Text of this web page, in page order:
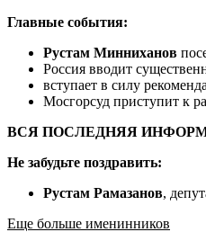
Главные события:
Рустам Минниханов
Россия вводит
вступает в силу
Мосгорсуд приступит к
ВСЯ ПОСЛЕДНЯЯ
Не забудьте поздравить:
Рустам Рамазанов,
Еще больше именинников